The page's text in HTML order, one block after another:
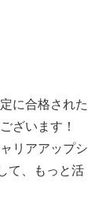
に合格された
ざいます！
リアアップシ
て、もっと活